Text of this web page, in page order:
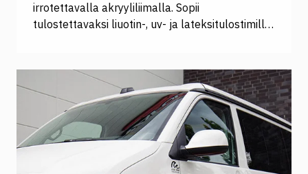
irrotettavalla akryyliliimalla. Sopii
tulostettavaksi liuotin-, uv- ja lateksitulostimilla.
Tuote sopii suorille ja hieman kaareutuville
pinnoille. Erinomainen vaihtoehto julkisen
liikenteen ajoneuvojen teippaamiseen